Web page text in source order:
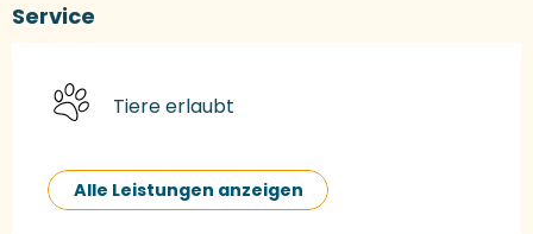
Service
Tiere erlaubt
Alle Leistungen anzeigen